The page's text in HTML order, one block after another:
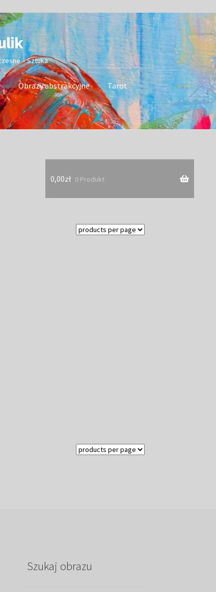
– Sztuka
Obrazy abstrakcyjne
Tarot
0,00zł 0 Produkt
Szukaj obrazu